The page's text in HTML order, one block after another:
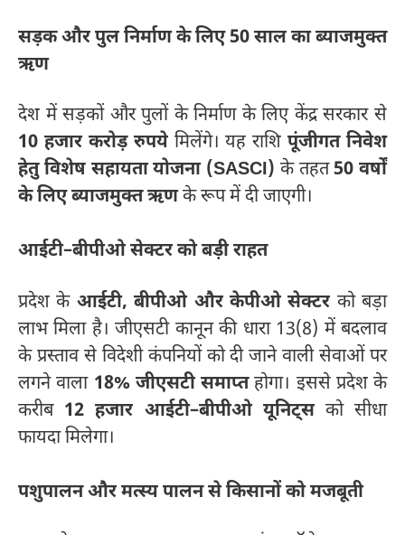
सड़क और पुल निर्माण के लिए 50 साल का ब्याजमुक्त
ऋण
देश में सड़कों और पुलों के निर्माण के लिए केंद्र सरकार से
10 हजार करोड़ रुपयेमिलेंगे। यह राशिपूंजीगत निवेश
हेतु विशेष सहायता योजना (SASCI) के तहत50 वर्षों
के लिए ब्याजमुक्त ऋणके रूप में दी जाएगी।
आईटी–बीपीओ सेक्टर को बड़ी राहत
प्रदेश के आईटी, बीपीओ और केपीओ सेक्टर को बड़ा
लाभ मिला है। जीएसटी कानून की धारा 13(8) में बदलाव
के प्रस्ताव से विदेशी कंपनियों को दी जाने वाली सेवाओं पर
लगने वाला 18% जीएसटी समाप्तहोगा। इससे प्रदेश के
करीब 12 हजार आईटी–बीपीओ यूनिट्सको सीधा
फायदा मिलेगा।
पशुपालन और मत्स्य पालन से किसानों को मजबूती